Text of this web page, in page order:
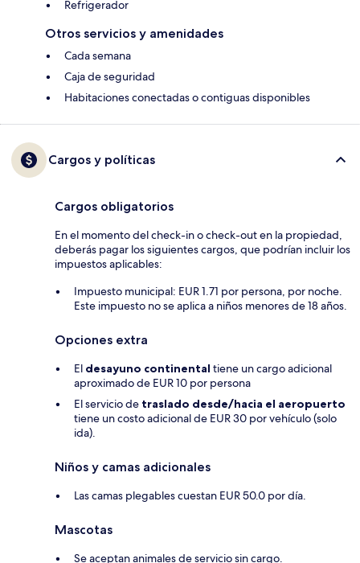
Refrigerador
Otros servicios y amenidades
Cada semana
Caja de seguridad
Habitaciones conectadas o contiguas disponibles
Cargos y políticas
Cargos obligatorios
En el momento del check-in o check-out en la propiedad,
deberás pagar los siguientes cargos, que podrían incluir los
impuestos aplicables:
Impuesto municipal: EUR 1.71 por persona, por noche.
Este impuesto no se aplica a niños menores de 18 años.
Opciones extra
El desayuno continental tiene un cargo adicional
aproximado de EUR 10 por persona
El servicio de traslado desde/hacia el aeropuerto
tiene un costo adicional de EUR 30 por vehículo (solo
ida).
Niños y camas adicionales
Las camas plegables cuestan EUR 50.0 por día.
Mascotas
Se aceptan animales de servicio sin cargo.